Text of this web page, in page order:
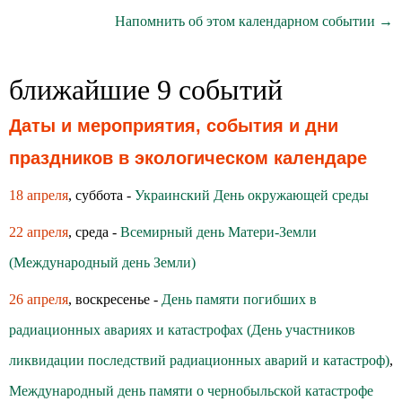
Напомнить об этом календарном событии →
ближайшие 9 событий
Даты и мероприятия, события и дни
праздников в экологическом календаре
18 апреля, суббота - Украинский День окружающей среды
22 апреля, среда - Всемирный день Матери-Земли
(Международный день Земли)
26 апреля, воскресенье - День памяти погибших в
радиационных авариях и катастрофах (День участников
ликвидации последствий радиационных аварий и катастроф),
Международный день памяти о чернобыльской катастрофе